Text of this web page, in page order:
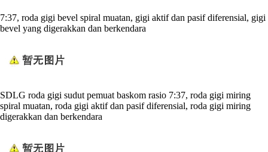
7:37, roda gigi bevel spiral muatan, gigi aktif dan pasif diferensial, gigi
bevel yang digerakkan dan berkendara
SDLG roda gigi sudut pemuat baskom rasio 7:37, roda gigi miring
spiral muatan, roda gigi aktif dan pasif diferensial, roda gigi miring
digerakkan dan berkendara